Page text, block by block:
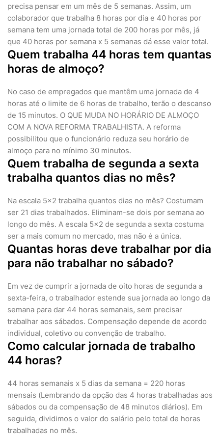
precisa pensar em um mês de 5 semanas. Assim, um
colaborador que trabalha 8 horas por dia e 40 horas por
semana tem uma jornada total de 200 horas por mês, já
que 40 horas por semana x 5 semanas dá esse valor total.
Quem trabalha 44 horas tem quantas
horas de almoço?
No caso de empregados que mantêm uma jornada de 4
horas até o limite de 6 horas de trabalho, terão o descanso
de 15 minutos. O QUE MUDA NO HORÁRIO DE ALMOÇO
COM A NOVA REFORMA TRABALHISTA. A reforma
possibilitou que o funcionário reduza seu horário de
almoço para no mínimo 30 minutos.
Quem trabalha de segunda a sexta
trabalha quantos dias no mês?
Na escala 5×2 trabalha quantos dias no mês? Costumam
ser 21 dias trabalhados. Eliminam-se dois por semana ao
longo do mês. A escala 5×2 de segunda a sexta costuma
ser a mais comum no mercado, mas não é a única.
Quantas horas deve trabalhar por dia
para não trabalhar no sábado?
Em vez de cumprir a jornada de oito horas de segunda a
sexta-feira, o trabalhador estende sua jornada ao longo da
semana para dar 44 horas semanais, sem precisar
trabalhar aos sábados. Compensação depende de acordo
individual, coletivo ou convenção de trabalho.
Como calcular jornada de trabalho
44 horas?
44 horas semanais x 5 dias da semana = 220 horas
mensais (Lembrando da opção das 4 horas trabalhadas aos
sábados ou da compensação de 48 minutos diários). Em
seguida, dividimos o valor do salário pelo total de horas
trabalhadas no mês.